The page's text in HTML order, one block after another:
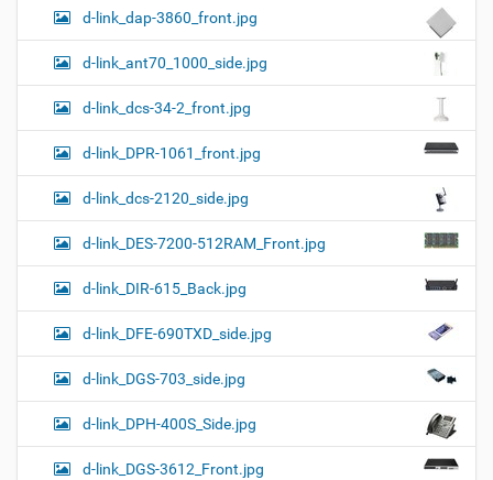
d-link_dap-3860_front.jpg
d-link_ant70_1000_side.jpg
d-link_dcs-34-2_front.jpg
d-link_DPR-1061_front.jpg
d-link_dcs-2120_side.jpg
d-link_DES-7200-512RAM_Front.jpg
d-link_DIR-615_Back.jpg
d-link_DFE-690TXD_side.jpg
d-link_DGS-703_side.jpg
d-link_DPH-400S_Side.jpg
d-link_DGS-3612_Front.jpg